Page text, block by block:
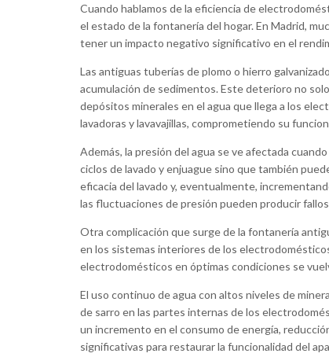
Cuando hablamos de la eficiencia de
el estado de la fontanería del hogar. En Madrid,
tener un impacto negativo significativo en el
Las antiguas tuberías de plomo o hierro
acumulación de sedimentos. Este deterioro no
depósitos minerales en el agua que llega a los
lavadoras y lavavajillas, comprometiendo su
Además, la presión del agua se ve afectada
ciclos de lavado y enjuague sino que también
eficacia del lavado y, eventualmente,
las fluctuaciones de presión pueden producir
Otra complicación que surge de la fontanería
en los sistemas interiores de los
electrodomésticos en óptimas condiciones se
El uso continuo de agua con altos niveles de
de sarro en las partes internas de los
un incremento en el consumo de energía,
significativas para restaurar la funcionalidad del